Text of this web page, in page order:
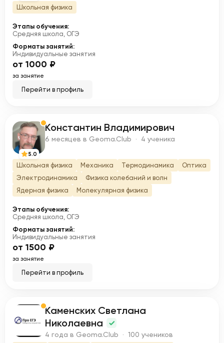
Школьная физика
Этапы обучения:
Средняя школа, ОГЭ
Форматы занятий:
Индивидуальные занятия
от 1000 ₽
за занятие
Перейти в профиль
К
5.0
Константин Владимирович
6 месяцев в Geoma.Club · 4 ученика
Школьная физика Механика Термодинамика
Оптика
Электродинамика
Физика колебаний и волн
Ядерная физика
Молекулярная физика
Этапы обучения:
Средняя школа, ОГЭ
Форматы занятий:
Индивидуальные занятия
от 1500 ₽
за занятие
Перейти в профиль
К
Каменских Светлана
Николаевна
4 года в Geoma.Club · 100 учеников